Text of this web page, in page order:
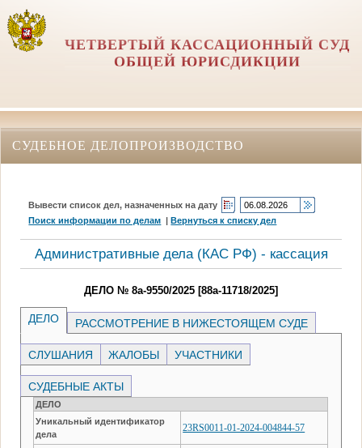
ЧЕТВЕРТЫЙ КАССАЦИОННЫЙ СУД
ОБЩЕЙ ЮРИСДИКЦИИ
СУДЕБНОЕ ДЕЛОПРОИЗВОДСТВО
Вывести список дел, назначенных на дату
Поиск информации по делам |Вернуться к списку дел
Административные дела (КАC РФ) - кассация
ДЕЛО № 8а-9550/2025 [88а-11718/2025]
ДЕЛО РАССМОТРЕНИЕ В НИЖЕСТОЯЩЕМ СУДЕ
СЛУШАНИЯ ЖАЛОБЫ УЧАСТНИКИ
СУДЕБНЫЕ АКТЫ
ДЕЛО
Уникальный идентификатор
дела
23RS0011-01-2024-004844-57